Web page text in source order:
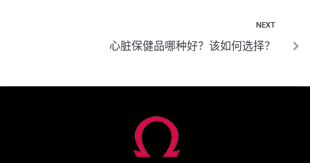
NEXT
心脏保健品哪种好？该如何选择？